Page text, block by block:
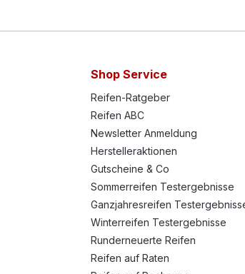
Shop Service
Reifen-Ratgeber
Reifen ABC
Newsletter Anmeldung
Herstelleraktionen
Gutscheine & Co
Sommerreifen Testergebnisse
Ganzjahresreifen
Winterreifen Testergebnisse
Runderneuerte Reifen
Reifen auf Raten